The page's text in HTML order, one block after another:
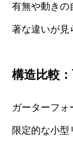
有無や動きの
著な違いが見
構造比較
ガーターフォ
限定的な小